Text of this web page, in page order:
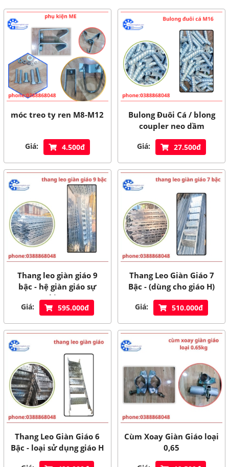
móc treo ty ren M8-M12
Giá: 4.500đ
Bulong Đuôi Cá / blong
coupler neo dầm
Giá: 27.500đ
Thang leo giàn giáo 9
bậc - hệ giàn giáo sự
kiện
Giá: 595.000đ
Thang Leo Giàn Giáo 7
Bậc - (dùng cho giáo H)
Giá: 510.000đ
Thang Leo Giàn Giáo 6
Bậc - loại sử dụng giáo H
Cùm Xoay Giàn Giáo loại
0,65